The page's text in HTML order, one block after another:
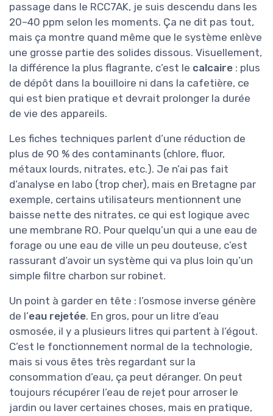
passage dans le RCC7AK, je suis descendu dans les
20–40 ppm selon les moments. Ça ne dit pas tout,
mais ça montre quand même que le système enlève
une grosse partie des solides dissous. Visuellement,
la différence la plus flagrante, c’est le calcaire : plus
de dépôt dans la bouilloire ni dans la cafetière, ce
qui est bien pratique et devrait prolonger la durée
de vie des appareils.
Les fiches techniques parlent d’une réduction de
plus de 90 % des contaminants (chlore, fluor,
métaux lourds, nitrates, etc.). Je n’ai pas fait
d’analyse en labo (trop cher), mais en Bretagne par
exemple, certains utilisateurs mentionnent une
baisse nette des nitrates, ce qui est logique avec
une membrane RO. Pour quelqu’un qui a une eau de
forage ou une eau de ville un peu douteuse, c’est
rassurant d’avoir un système qui va plus loin qu’un
simple filtre charbon sur robinet.
Un point à garder en tête : l’osmose inverse génère
de l’eau rejetée. En gros, pour un litre d’eau
osmosée, il y a plusieurs litres qui partent à l’égout.
C’est le fonctionnement normal de la technologie,
mais si vous êtes très regardant sur la
consommation d’eau, ça peut déranger. On peut
toujours récupérer l’eau de rejet pour arroser le
jardin ou laver certaines choses, mais en pratique,